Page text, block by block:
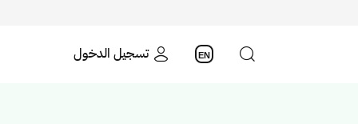
تسجيل الدخول EN